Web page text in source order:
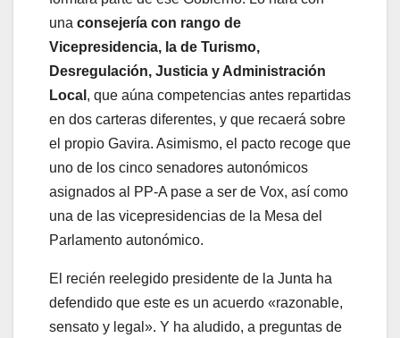
una consejería con rango de
Vicepresidencia, la de Turismo,
Desregulación, Justicia y Administración
Local , que aúna competencias antes repartidas
en dos carteras diferentes, y que recaerá sobre
el propio Gavira. Asimismo, el pacto recoge que
uno de los cinco senadores autonómicos
asignados al PP-A pase a ser de Vox, así como
una de las vicepresidencias de la Mesa del
Parlamento autonómico.
El recién reelegido presidente de la Junta ha
defendido que este es un acuerdo «razonable,
sensato y legal». Y ha aludido, a preguntas de